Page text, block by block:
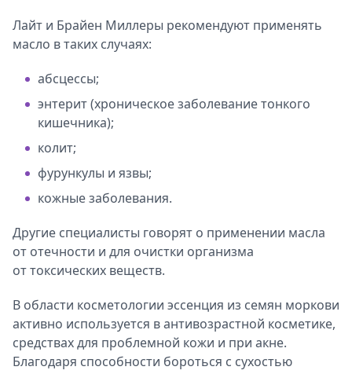
Лайт и Брайен Миллеры рекомендуют применять
масло в таких случаях:
абсцессы;
энтерит (хроническое заболевание тонкого
кишечника);
колит;
фурункулы и язвы;
кожные заболевания.
Другие специалисты говорят о применении масла
от отечности и для очистки организма
от токсических веществ.
В области косметологии эссенция из семян моркови
активно используется в антивозрастной косметике,
средствах для проблемной кожи и при акне.
Благодаря способности бороться с сухостью